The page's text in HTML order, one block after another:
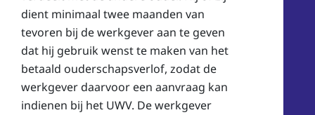
dient minimaal twee maanden van
tevoren bij de werkgever aan te geven
dat hij gebruik wenst te maken van het
betaald ouderschapsverlof, zodat de
werkgever daarvoor een aanvraag kan
indienen bij het UWV. De werkgever